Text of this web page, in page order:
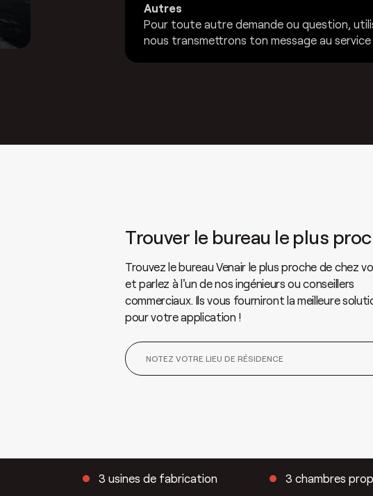
Autres
Pour toute autre demande ou question,
nous transmettrons ton message au
Trouver le bureau le plus
Trouvez le bureau Venair le plus proche de chez
et parlez à l'un de nos ingénieurs ou conseillers
commerciaux. Ils vous fourniront la meilleure
pour votre application !
3 usines de fabrication 3 chambres